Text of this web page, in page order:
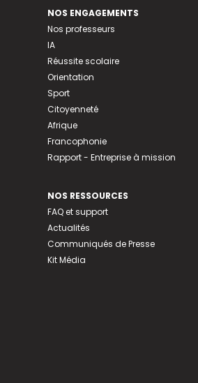
NOS ENGAGEMENTS
Nos professeurs
IA
Réussite scolaire
Orientation
Sport
Citoyenneté
Afrique
Francophonie
Rapport - Entreprise à mission
NOS RESSOURCES
FAQ et support
Actualités
Communiqués de Presse
Kit Média